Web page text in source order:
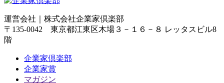
運営会社｜ 株式会社企業家倶楽部
〒135-0042 東京都江東区木場３－１６－８ レッタスビル8
階
企業家倶楽部
企業家賞
マガジン